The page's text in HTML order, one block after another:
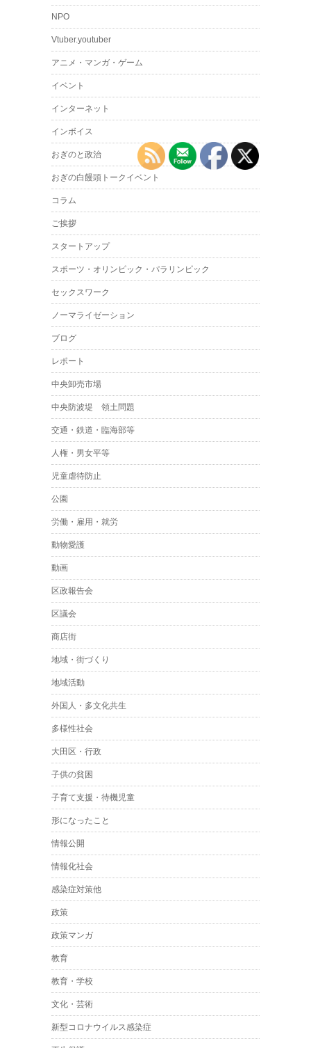
NPO
Vtuber.youtuber
アニメ・マンガ・ゲーム
イベント
インターネット
インボイス
おぎのと政治
おぎの白饅頭トークイベント
コラム
ご挨拶
スタートアップ
スポーツ・オリンピック・パラリンピック
セックスワーク
ノーマライゼーション
ブログ
レポート
中央卸売市場
中央防波堤 領土問題
交通・鉄道・臨海部等
人権・男女平等
児童虐待防止
公園
労働・雇用・就労
動物愛護
動画
区政報告会
区議会
商店街
地域・街づくり
地域活動
外国人・多文化共生
多様性社会
大田区・行政
子供の貧困
子育て支援・待機児童
形になったこと
情報公開
情報化社会
感染症対策他
政策
政策マンガ
教育
教育・学校
文化・芸術
新型コロナウイルス感染症